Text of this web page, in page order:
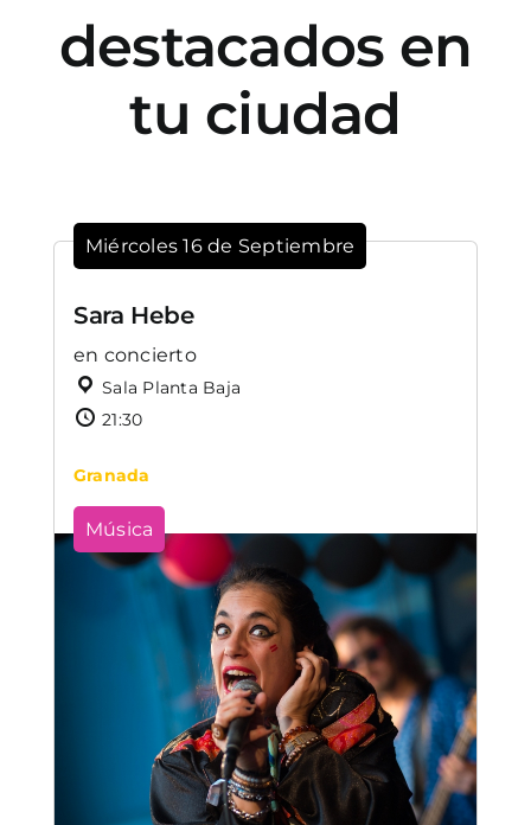
destacados en
tu ciudad
Miércoles 16 de Septiembre
Sara Hebe
en concierto
Sala Planta Baja
21:30
Granada
Música